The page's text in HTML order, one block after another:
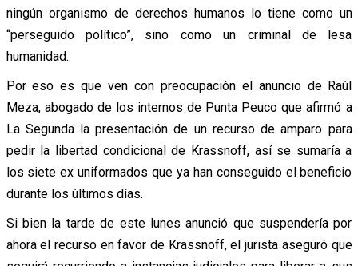
ningún organismo de derechos humanos lo tiene como un
“perseguido político”, sino como un criminal de lesa
humanidad.
Por eso es que ven con preocupación el anuncio de Raúl
Meza, abogado de los internos de Punta Peuco que afirmó a
La Segunda la presentación de un recurso de amparo para
pedir la libertad condicional de Krassnoff, así se sumaría a
los siete ex uniformados que ya han conseguido el beneficio
durante los últimos días.
Si bien la tarde de este lunes anunció que suspendería por
ahora el recurso en favor de Krassnoff, el jurista aseguró que